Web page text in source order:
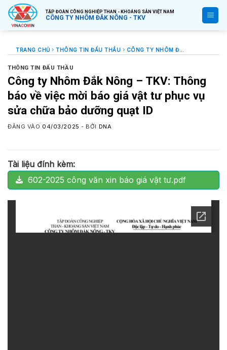
Bỏ
qua
nội
TẬP ĐOÀN CÔNG NGHIỆP THAN - KHOÁNG SẢN VIỆT NAM
CÔNG TY NHÔM ĐẮK NÔNG - TKV
TRANG CHỦ THÔNG TIN ĐẤU THẦU CÔNG TY NHÔM ĐẮK NÔNG – TKV: THÔNG BÁO VỀ VIỆC MỜI BÁO GIÁ VẬT TƯ PHỤC VỤ SỬA CHỮA BẢO DƯỠNG QUẠT ID
THÔNG TIN ĐẤU THẦU
Công ty Nhôm Đắk Nông – TKV: Thông
báo về việc mời báo giá vật tư phục vụ
sửa chữa bảo dưỡng quạt ID
ĐĂNG VÀO 04/03/2025 - BỞI DNA
Tài liệu đính kèm:
602-2025 công văn xin báo giá vật tư.pdf